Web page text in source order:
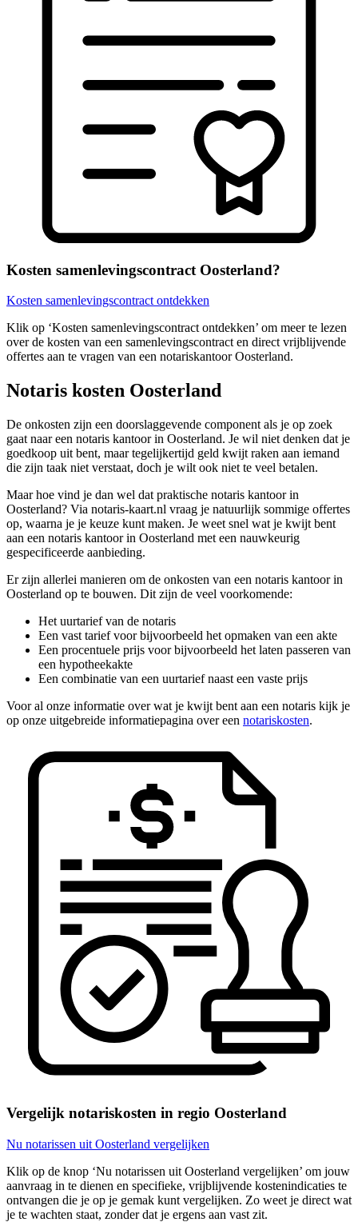
Kosten samenlevingscontract Oosterland?
Kosten samenlevingscontract ontdekken
Klik op ‘Kosten samenlevingscontract ontdekken’ om meer te lezen
over de kosten van een samenlevingscontract en direct vrijblijvende
offertes aan te vragen van een notariskantoor Oosterland.
Notaris kosten Oosterland
De onkosten zijn een doorslaggevende component als je op zoek
gaat naar een notaris kantoor in Oosterland. Je wil niet denken dat je
goedkoop uit bent, maar tegelijkertijd geld kwijt raken aan iemand
die zijn taak niet verstaat, doch je wilt ook niet te veel betalen.
Maar hoe vind je dan wel dat praktische notaris kantoor in
Oosterland? Via notaris-kaart.nl vraag je natuurlijk sommige offertes
op, waarna je je keuze kunt maken. Je weet snel wat je kwijt bent
aan een notaris kantoor in Oosterland met een nauwkeurig
gespecificeerde aanbieding.
Er zijn allerlei manieren om de onkosten van een notaris kantoor in
Oosterland op te bouwen. Dit zijn de veel voorkomende:
Het uurtarief van de notaris
Een vast tarief voor bijvoorbeeld het opmaken van een akte
Een procentuele prijs voor bijvoorbeeld het laten passeren van
een hypotheekakte
Een combinatie van een uurtarief naast een vaste prijs
Voor al onze informatie over wat je kwijt bent aan een notaris kijk je
op onze uitgebreide informatiepagina over een notariskosten.
Vergelijk notariskosten in regio Oosterland
Nu notarissen uit Oosterland vergelijken
Klik op de knop ‘Nu notarissen uit Oosterland vergelijken’ om jouw
aanvraag in te dienen en specifieke, vrijblijvende kostenindicaties te
ontvangen die je op je gemak kunt vergelijken. Zo weet je direct wat
je te wachten staat, zonder dat je ergens aan vast zit.